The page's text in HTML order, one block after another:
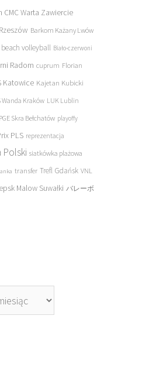
CMC Warta Zawiercie
Barkom Każany Lwów
beach volleyball Biało-czerwoni
Radom cuprum Florian
Katowice Kajetan Kubicki
Wanda Kraków LUK Lublin
PGE Skra Bełchatów playoffy
PLS reprezentacja
Polski siatkówka plażowa
transfer Trefl Gdańsk VNL
Malow Suwałki バレーボ